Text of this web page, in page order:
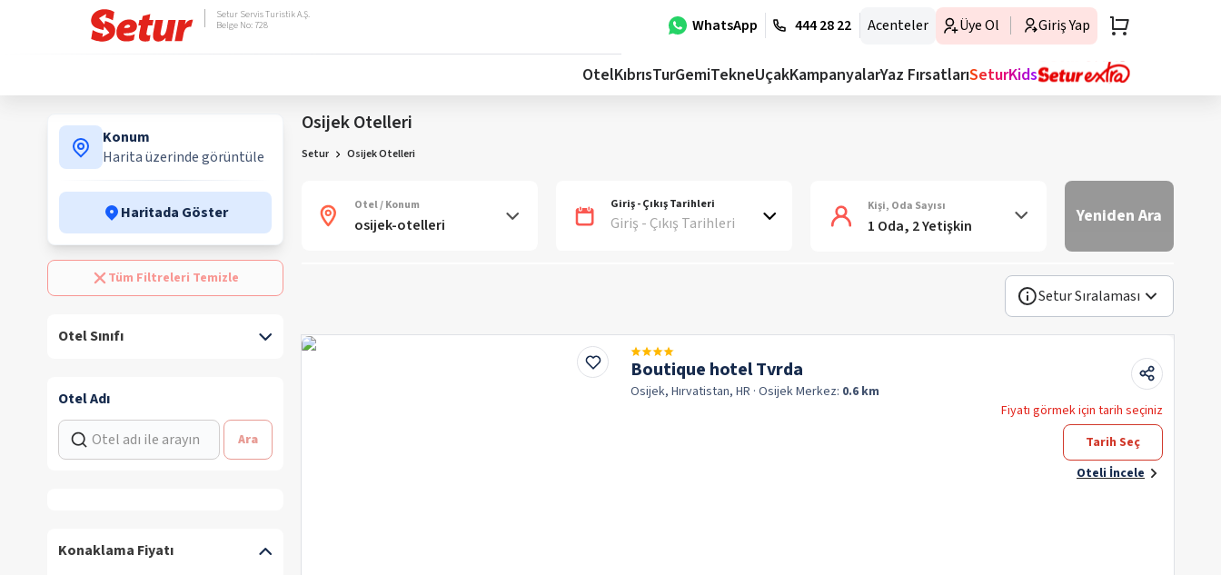
WhatsApp 444 28 22 Acenteler Üye Ol Giriş Yap
Setur Servis Turistik A.Ş.
Belge No: 728
OtelKıbrısTurGemiTekneUçakKampanyalarYaz FırsatlarıSeturKids
Konum
Harita üzerinde görüntüle
Haritada Göster
Tüm Filtreleri Temizle
Otel Sınıfı
Otel Adı
Ara
Konaklama Fiyatı
Osijek Otelleri
Setur Osijek Otelleri
Otel / Konum Giriş - Çıkış Tarihleri
Giriş - Çıkış Tarihleri
Kişi, Oda Sayısı
1 Oda, 2 Yetişkin Yeniden Ara
Setur Sıralaması
Boutique hotel Tvrda
Osijek, Hırvatistan, HR · OsijekMerkez: 0.6 km
Fiyatı görmek için tarih seçiniz
Tarih Seç
Oteli İncele